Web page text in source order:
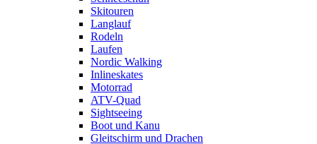
Skitouren
Langlauf
Rodeln
Laufen
Nordic Walking
Inlineskates
Motorrad
ATV-Quad
Sightseeing
Boot und Kanu
Gleitschirm und Drachen